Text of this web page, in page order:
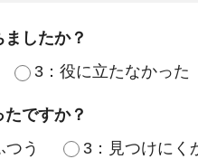
したか？
3：役に立たなかった
ですか？
つう 3：見つけにく